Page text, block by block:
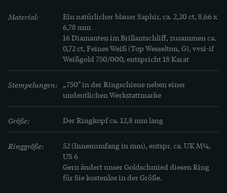
Material:
Ein natürlicher blauer Saphir, ca. 2,20 ct, 8,66 x
6,78 mm
16 Diamanten im Brillantschliff, zusammen ca.
0,72 ct, Feines Weiß (Top Wesselton, G), vvsi-if
Weißgold 750/000, entspricht 18 Karat
Stempelungen: „750" in der Ringschiene neben einer
undeutlichen Werkstattmarke
Größe: Der Ringkopf ca. 12,8 mm lang
Ringgröße:
52 (Innenumfang in mm), entspr. ca. UK M¼,
US 6
Gern ändert unser Goldschmied diesen Ring
für Sie kostenlos in der Größe.